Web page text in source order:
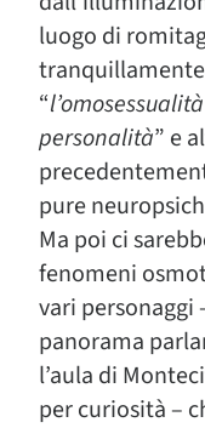
luogo di
“
personalità” e
pure
Ma poi ci
fenomeni
vari
panorama
l’aula di
per curiosità –